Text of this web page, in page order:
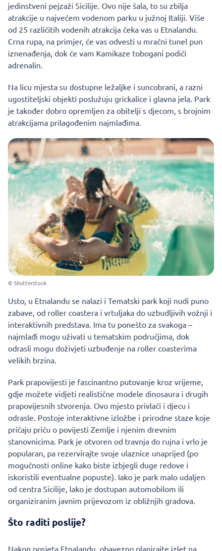
jedinstveni pejzaži Sicilije. Ovo nije šala, to su zbilja
atrakcije u najvećem vodenom parku u južnoj Italiji. Više
od 25 različitih vodenih atrakcija čeka vas u Etnalandu.
Crna rupa, na primjer, će vas odvesti u mračni tunel pun
iznenađenja, dok će vam Kamikaze tobogani podići
adrenalin.
Na licu mjesta su dostupne ležaljke i suncobrani, a razni
ugostiteljski objekti poslužuju grickalice i glavna jela. Park
je također dobro opremljen za obitelji s djecom, s brojnim
atrakcijama prilagođenim najmlađima.
© Shutterstock
Usto, u Etnalandu se nalazi i Tematski park koji nudi puno
zabave, od roller coastera i vrtuljaka do uzbudljivih vožnji i
interaktivnih predstava. Ima tu ponešto za svakoga –
najmlađi mogu uživati u tematskim područjima, dok
odrasli mogu doživjeti uzbuđenje na roller coasterima
velikih brzina.
Park prapovijesti je fascinantno putovanje kroz vrijeme,
gdje možete vidjeti realistične modele dinosaura i drugih
prapovijesnih stvorenja. Ovo mjesto privlači i djecu i
odrasle. Postoje interaktivne izložbe i prirodne staze koje
pričaju priču o povijesti Zemlje i njenim drevnim
stanovnicima. Park je otvoren od travnja do rujna i vrlo je
popularan, pa rezervirajte svoje ulaznice unaprijed (po
mogućnosti online kako biste izbjegli duge redove i
iskoristili eventualne popuste). Iako je park malo udaljen
od centra Sicilije, lako je dostupan automobilom ili
organiziranim javnim prijevozom iz obližnjih gradova.
Što raditi poslije?
Nakon posjeta Etnalandu, obavezno planirajte izlet na